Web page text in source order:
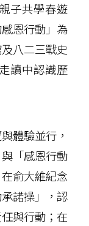
子共學春遊
恩行動」為
八二三戰史
讀中認識歷
體驗並行，
「感恩行動
俞大維紀念
諾操」，認
與行動；在